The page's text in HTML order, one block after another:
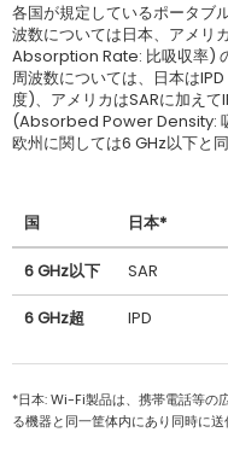
各国が規定しているポータブ
波数については日本、アメリ
Absorption Rate: 比吸収率)
周波数については、日本は
度)、アメリカはSARに加えて
(Absorbed Power Density:
欧州に関しては6 GHz以下と
国 日本*
6 GHz以下 SAR
6 GHz超 IPD
*日本: Wi-Fi製品は、携帯電話等の
る機器と同一筐体内にあり同時に